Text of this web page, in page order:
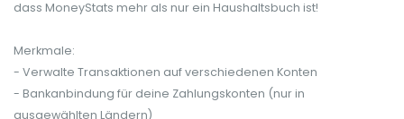
dass MoneyStats mehr als nur ein Haushaltsbuch ist!
Merkmale:
- Verwalte Transaktionen auf verschiedenen Konten
- Bankanbindung für deine Zahlungskonten (nur in
ausgewählten Ländern)